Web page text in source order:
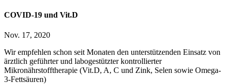
COVID-19 und Vit.D
Nov. 17, 2020
Wir empfehlen schon seit Monaten den unterstützenden Einsatz von
ärztlich geführter und labogestützter kontrollierter
Mikronährstofftherapie (Vit.D, A, C und Zink, Selen sowie Omega-
3-Fettsäuren)